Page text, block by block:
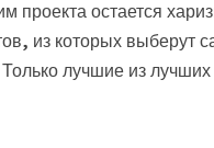
проекта остается
из которых выберут
лучшие из